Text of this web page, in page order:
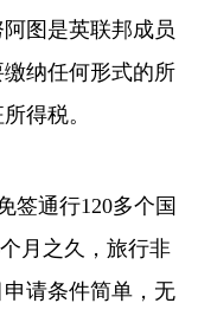
图是英联邦成员
纳任何形式的所
得税。
签通行120多个国
月之久，旅行非
请条件简单，无